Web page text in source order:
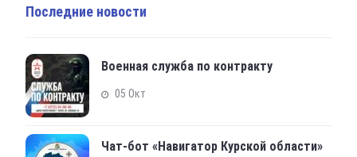
Последние новости
Военная служба по контракту
05 Окт
Чат-бот «Навигатор Курской области»